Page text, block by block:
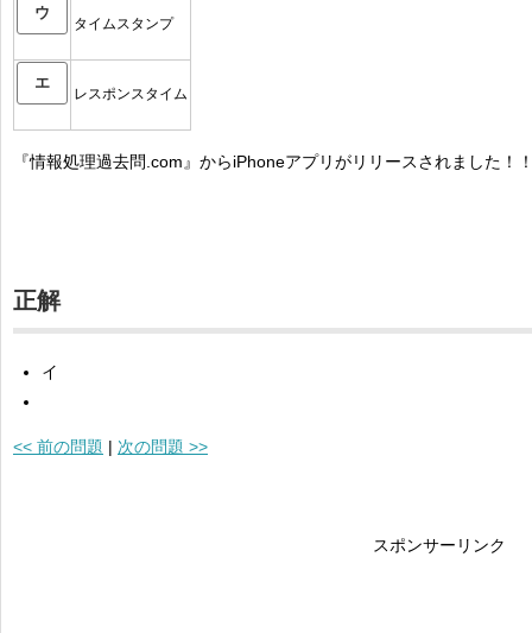
ウ
タイムスタンプ
エ
レスポンスタイム
『情報処理過去問.com』からiPhoneアプリがリリースされました！
正解
イ
<< 前の問題 | 次の問題 >>
スポンサーリンク